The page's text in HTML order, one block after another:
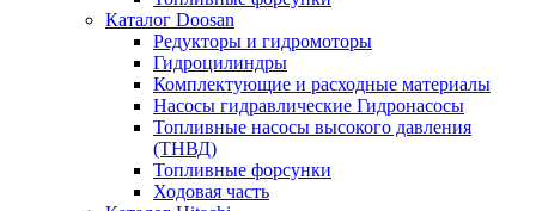
Каталог Doosan
Редукторы и гидромоторы
Гидроцилиндры
Комплектующие и расходные материалы
Насосы гидравлические Гидронасосы
Топливные насосы высокого давления
(ТНВД)
Топливные форсунки
Ходовая часть